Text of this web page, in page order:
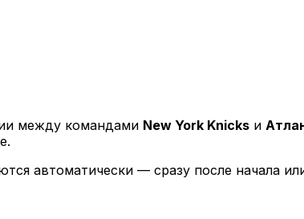
между командами New York Knicks и
автоматически — сразу после начала